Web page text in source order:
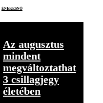
énekesnő
Az augusztus
mindent
megváltoztathat
3 csillagjegy
életében